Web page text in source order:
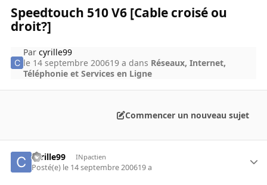
Speedtouch 510 V6 [Cable croisé ou
droit?]
Parcyrille99
le 14 septembre 200619 a dans Réseaux, Internet,
Téléphonie et Services en Ligne
Commencer un nouveau sujet
cyrille99 INpactien
Posté(e) le 14 septembre 200619 a